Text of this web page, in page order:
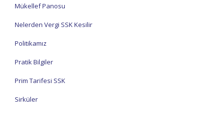
Mükellef Panosu
Nelerden Vergi SSK Kesilir
Politikamız
Pratik Bilgiler
Prim Tarifesi SSK
Sirküler